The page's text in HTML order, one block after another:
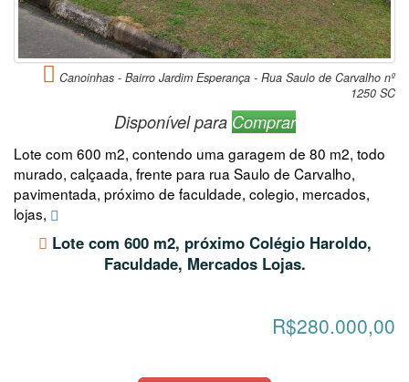
Canoinhas - Bairro Jardim Esperança - Rua Saulo de Carvalho nº
1250 SC
Disponível para Comprar
Lote com 600 m2, contendo uma garagem de 80 m2, todo
murado, calçaada, frente para rua Saulo de Carvalho,
pavimentada, próximo de faculdade, colegio, mercados,
lojas,
Lote com 600 m2, próximo Colégio Haroldo,
Faculdade, Mercados Lojas.
R$280.000,00